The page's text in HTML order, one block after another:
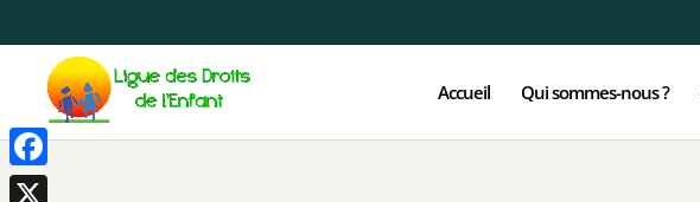
Accueil Qui sommes-nous ?
Facebook